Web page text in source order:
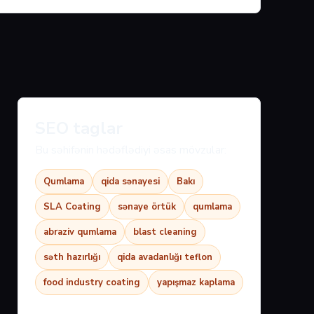
Qumlama qida sənayesi
Bakı
SLA Coating
sənaye örtük
qumlama
abraziv qumlama
blast cleaning
səth hazırlığı
qida avadanlığı teflon
food industry coating
yapışmaz kaplama